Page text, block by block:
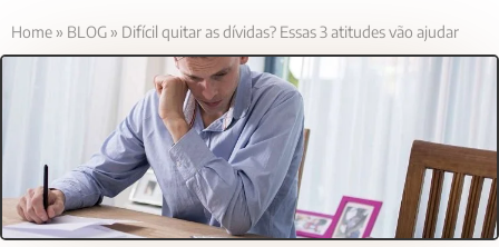
Home» BLOG» Difícil quitar as dívidas? Essas 3 atitudes vão ajudar